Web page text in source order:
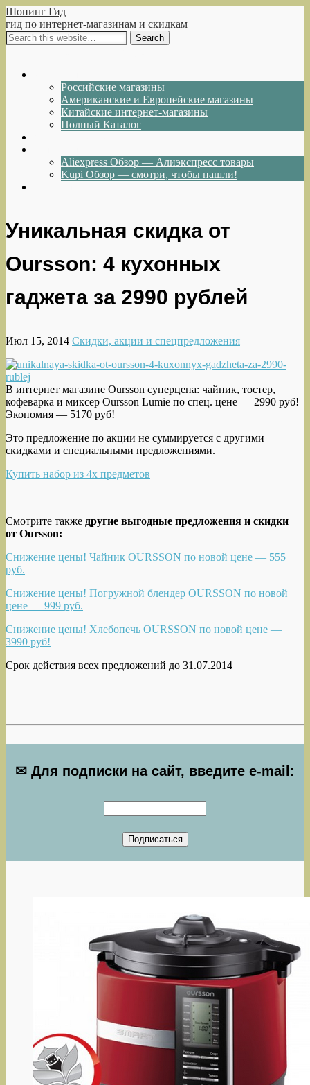
Шопинг Гид
гид по интернет-магазинам и скидкам
Российские магазины
Американские и Европейские магазины
Китайские интернет-магазины
Полный Каталог
Aliexpress Обзор — Алиэкспресс товары
Kupi Обзор — смотри, чтобы нашли!
Уникальная скидка от
Oursson: 4 кухонных
гаджета за 2990 рублей
Июл 15, 2014 Скидки, акции и спецпредложения
В интернет магазине Oursson суперцена: чайник, тостер,
кофеварка и миксер Oursson Lumie по спец. цене — 2990 руб!
Экономия — 5170 руб!
Это предложение по акции не суммируется с другими
скидками и специальными предложениями.
Купить набор из 4х предметов
Смотрите также другие выгодные предложения и скидки
от Oursson:
Снижение цены! Чайник OURSSON по новой цене — 555
руб.
Снижение цены! Погружной блендер OURSSON по новой
цене — 999 руб.
Снижение цены! Хлебопечь OURSSON по новой цене —
3990 руб!
Срок действия всех предложений до 31.07.2014
✉ Для подписки на сайт, введите e-mail: